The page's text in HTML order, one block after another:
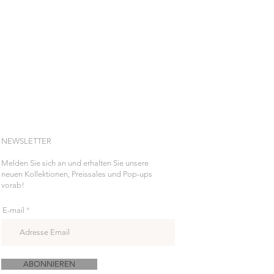
NEWSLETTER
Melden Sie sich an und erhalten Sie unsere
neuen Kollektionen, Preissales und Pop-ups
vorab!
E-mail
ABONNIEREN